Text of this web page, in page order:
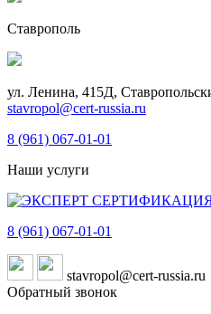
Ставрополь
ул. Ленина, 415Д,
stavropol@cert-russia.ru
8 (961) 067-01-01
Наши услуги
8 (961) 067-01-01
stavropol@cert-russia.ru
Обратный звонок